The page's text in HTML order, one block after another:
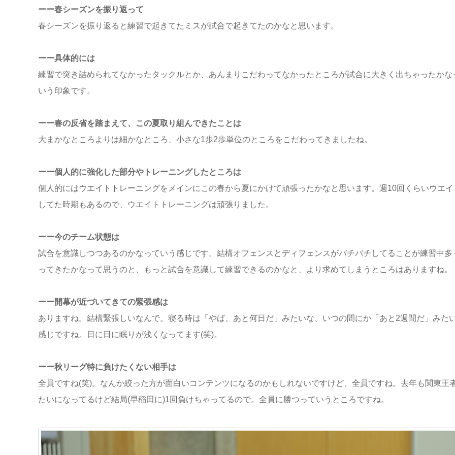
ーー春シーズンを振り返って
春シーズンを振り返ると練習で起きてたミスが試合で起きてたのかなと思います。
ーー具体的には
練習で突き詰められてなかったタックルとか、あんまりこだわってなかったところが試合に大きく出ちゃったかな
いう印象です。
ーー春の反省を踏まえて、この夏取り組んできたことは
大まかなところよりは細かなところ、小さな1歩2歩単位のところをこだわってきましたね。
ーー個人的に強化した部分やトレーニングしたところは
個人的にはウエイトトレーニングをメインにこの春から夏にかけて頑張ったかなと思います。週10回くらいウエイ
してた時期もあるので、ウエイトトレーニングは頑張りました。
ーー今のチーム状態は
試合を意識しつつあるのかなっていう感じです。結構オフェンスとディフェンスがバチバチしてることが練習中多
ってきたかなって思うのと、もっと試合を意識して練習できるのかなと、より求めてしまうところはありますね。
ーー開幕が近づいてきての緊張感は
ありますね。結構緊張しいなんで。寝る時は「やば、あと何日だ」みたいな、いつの間にか「あと2週間だ」みた
感じですね。日に日に眠りが浅くなってます(笑)。
ーー秋リーグ特に負けたくない相手は
全員ですね(笑)。なんか絞った方が面白いコンテンツになるのかもしれないですけど、全員ですね。去年も関東王
たいになってるけど結局(早稲田に)1回負けちゃってるので。全員に勝つっていうところですね。